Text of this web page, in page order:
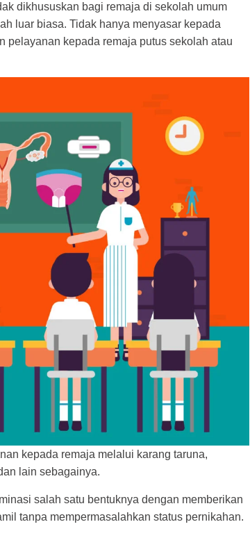
dikhususkan bagi remaja di sekolah umum
luar biasa. Tidak hanya menyasar kepada
pelayanan kepada remaja putus sekolah atau
kepada remaja melalui karang taruna,
lain sebagainya.
salah satu bentuknya dengan memberikan
tanpa mempermasalahkan status pernikahan.